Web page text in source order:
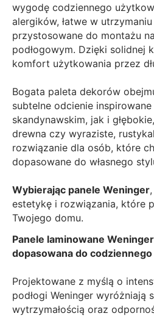
wygodę codziennego
alergików, łatwe w
przystosowane do montażu
podłogowym. Dzięki solidnej
komfort użytkowania przez
Bogata paleta dekorów
subtelne odcienie
skandynawskim, jak i
drewna czy wyraziste,
rozwiązanie dla osób, które
dopasowane do własnego
Wybierając panele Weninger
estetykę i rozwiązania, które
Twojego domu.
Panele laminowane
dopasowana do
Projektowane z myślą o
podłogi Weninger wyróżniają
wytrzymałością oraz